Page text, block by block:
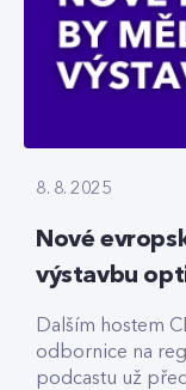
8. 8. 2025
Nové
výstavbu
Dalším hostem
odbornice na
podcastu už